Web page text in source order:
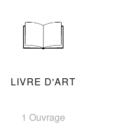
LIVRE D'ART
1 Ouvrage